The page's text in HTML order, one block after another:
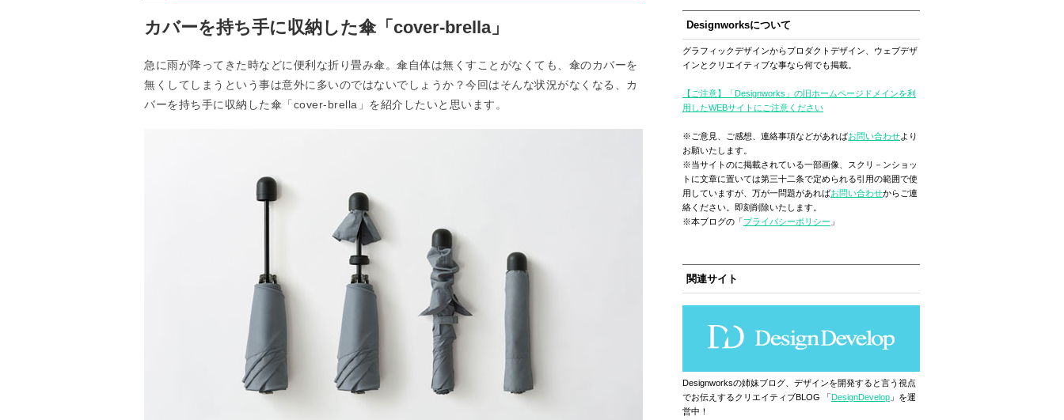
カバーを持ち手に収納した傘「cover-brella」
急に雨が降ってきた時などに便利な折り畳み傘。傘自体は無くすことがなくても、傘のカバーを
無くしてしまうという事は意外に多いのではないでしょうか？今回はそんな状況がなくなる、カ
バーを持ち手に収納した傘「cover-brella」を紹介したいと思います。
Designworksについて
グラフィックデザインからプロダクトデザイン、ウェブデザ
インとクリエイティブな事なら何でも掲載。
【ご注意】「Designworks」の旧ホームページドメインを利
用したWEBサイトにご注意ください
※ご意見、ご感想、連絡事項などがあればお問い合わせより
お願いたします。
※当サイトのに掲載されている一部画像、スクリ－ンショッ
トに文章に置いては第三十二条で定められる引用の範囲で使
用していますが、万が一問題があればお問い合わせからご連
絡ください。即刻削除いたします。
※本ブログの「プライバシーポリシー 」
関連サイト
Designworksの姉妹ブログ、デザインを開発すると言う視点
でお伝えするクリエイティブBLOG 「DesignDevelop 」を運
営中！